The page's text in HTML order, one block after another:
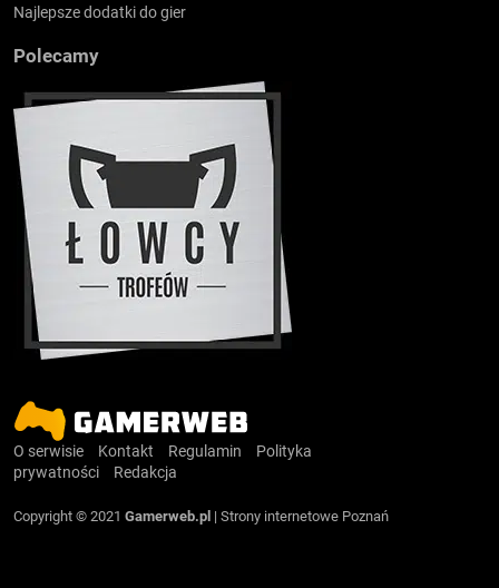
Najlepsze dodatki do gier
Polecamy
O serwisie Kontakt Regulamin
Polityka
prywatności
Redakcja
Copyright © 2021 Gamerweb.pl | Strony internetowe Poznań